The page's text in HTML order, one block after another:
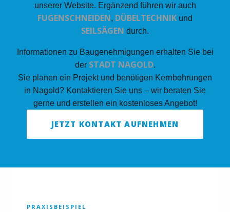
unserer Website. Ergänzend führen wir auch
FUGENSCHNEIDEN, DÜBELTECHNIK und
SEILSÄGEN durch.
Informationen zu Baugenehmigungen erhalten Sie bei
der STADT NAGOLD.
Sie planen ein Projekt und benötigen Kernbohrungen
in Nagold? Kontaktieren Sie uns – wir beraten Sie
gerne und erstellen ein kostenloses Angebot!
JETZT KONTAKT AUFNEHMEN
PRAXISBEISPIEL